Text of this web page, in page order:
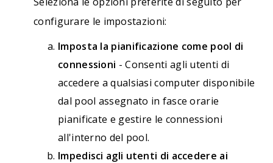
configurare le impostazioni:
Imposta la pianificazione come pool di
connessioni - Consenti agli utenti di
accedere a qualsiasi computer disponibile
dal pool assegnato in fasce orarie
pianificate e gestire le connessioni
all'interno del pool.
Impedisci agli utenti di accedere ai